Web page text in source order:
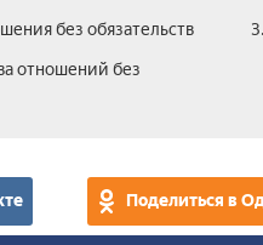
без обязательств
отношений без
Поделиться в